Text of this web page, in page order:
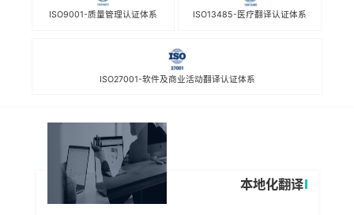
ISO9001-质量管理认证体系 ISO13485-医疗翻译认证体系
ISO27001-软件及商业活动翻译认证体系
本地化翻译